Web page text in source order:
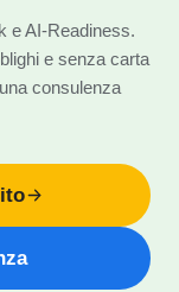
e AI-Readiness.
e senza carta
consulenza